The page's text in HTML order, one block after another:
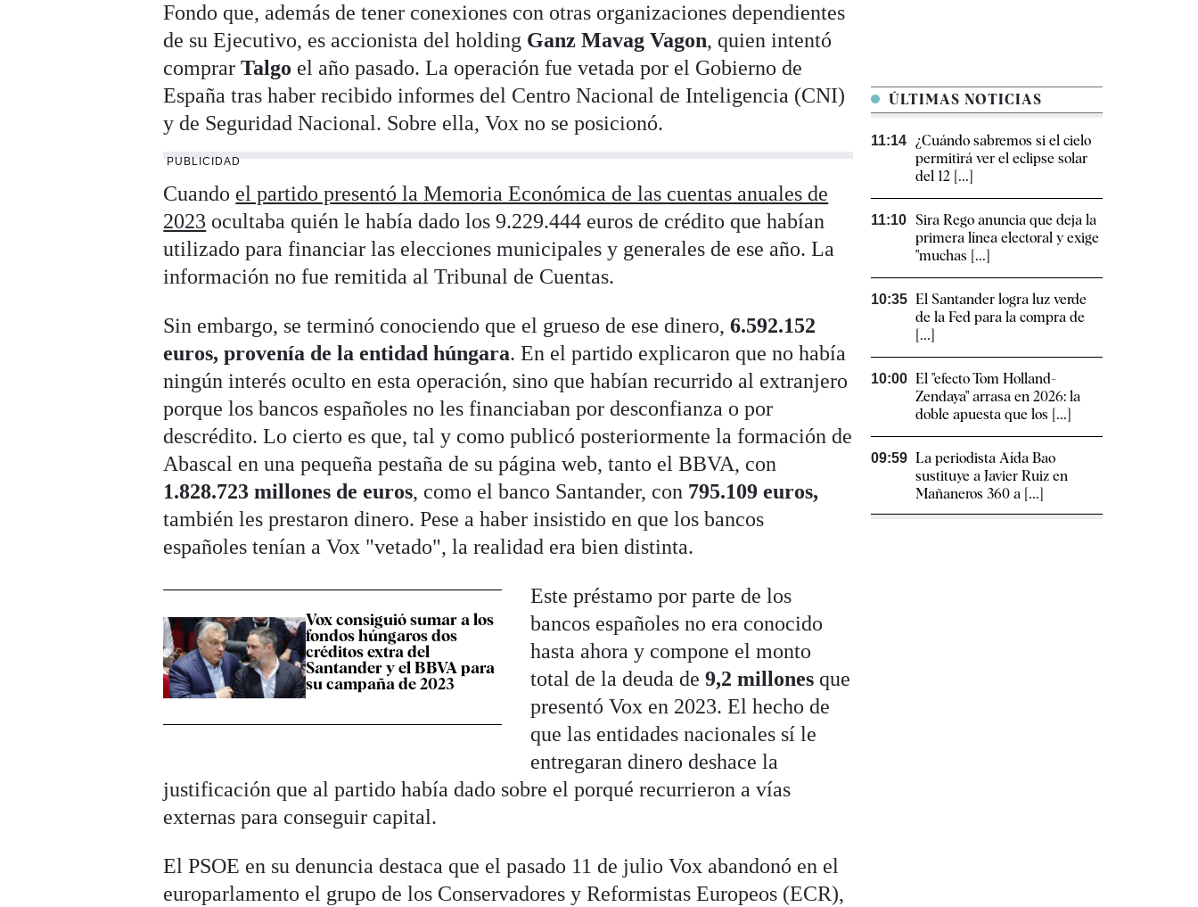
Fondo que, además de tener conexiones con otras organizaciones dependientes
de su Ejecutivo, es accionista del holding Ganz Mavag Vagon, quien intentó
comprarTalgo el año pasado. La operación fue vetada por el Gobierno de
España tras haber recibido informes del Centro Nacional de Inteligencia (CNI)
y de Seguridad Nacional. Sobre ella, Vox no se posicionó.
PUBLICIDAD
Cuando el partido presentó la Memoria Económica de las cuentas anuales de
2023 ocultaba quién le había dado los 9.229.444 euros de crédito que habían
utilizado para financiar las elecciones municipales y generales de ese año. La
información no fue remitida al Tribunal de Cuentas.
Sin embargo, se terminó conociendo que el grueso de ese dinero,6.592.152
euros, provenía de la entidad húngara. En el partido explicaron que no había
ningún interés oculto en esta operación, sino que habían recurrido al extranjero
porque los bancos españoles no les financiaban por desconfianza o por
descrédito. Lo cierto es que, tal y como publicó posteriormente la formación de
Abascal en una pequeña pestaña de su página web, tanto el BBVA, con
1.828.723 millones de euros, como el banco Santander, con 795.109 euros,
también les prestaron dinero. Pese a haber insistido en que los bancos
españoles tenían a Vox "vetado", la realidad era bien distinta.
Vox consiguió sumar a los
fondos húngaros dos
créditos extra del
Santander y el BBVA para
su campaña de 2023
Este préstamo por parte de los
bancos españoles no era conocido
hasta ahora y compone el monto
total de la deuda de9,2 millonesque
presentó Vox en 2023. El hecho de
que las entidades nacionales sí le
entregaran dinero deshace la
justificación que al partido había dado sobre el porqué recurrieron a vías
externas para conseguir capital.
El PSOE en su denuncia destaca que el pasado 11 de julio Vox abandonó en el
europarlamento el grupo de los Conservadores y Reformistas Europeos (ECR),
ÚLTIMAS NOTICIAS
11:14
¿Cuándo sabremos si el cielo
permitirá ver el eclipse solar
del 12 [...]
11:10
Sira Rego anuncia que deja la
primera línea electoral y exige
"muchas [...]
10:35 El Santander logra luz verde
de la Fed para la compra de
[...]
10:00 El "efecto Tom Holland-
Zendaya" arrasa en 2026: la
doble apuesta que los [...]
09:59 La periodista Aída Bao
sustituye a Javier Ruiz en
Mañaneros 360 a [...]